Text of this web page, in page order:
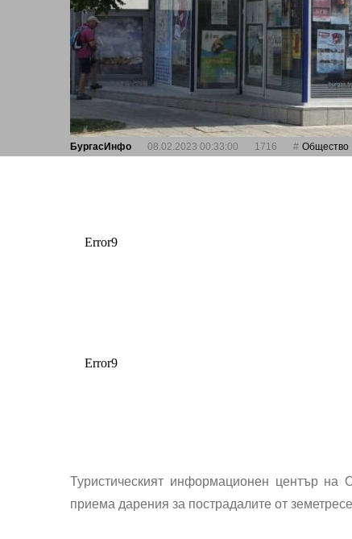
БургасИнфо 08.02.2023 00:33:00 1716 Общество
Туристическият информационен център
приема дарения за пострадалите от